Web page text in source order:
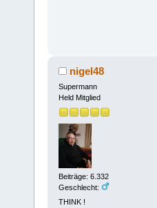
nigel48
Supermann
Held Mitglied
Beiträge: 6.332
Geschlecht:
THINK !